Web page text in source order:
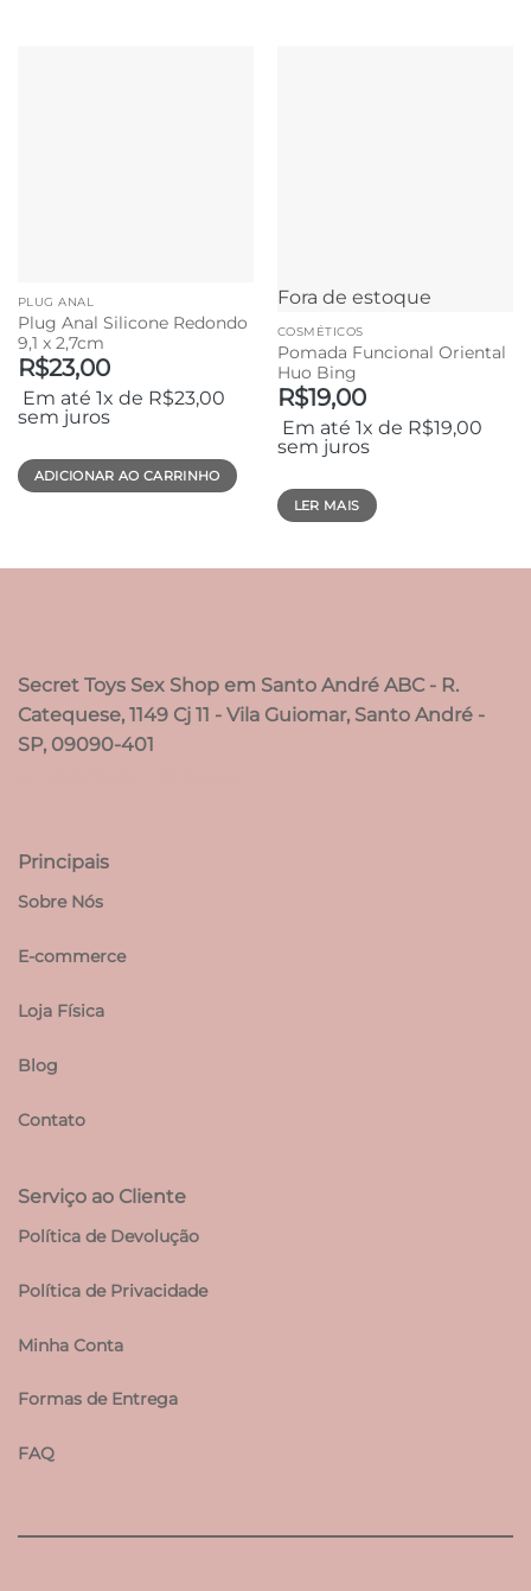
PLUG ANAL
Plug Anal Silicone Redondo
9,1 x 2,7cm
R$23,00
Em até 1x de R$23,00
sem juros
ADICIONAR AO CARRINHO
Fora de estoque
COSMÉTICOS
Pomada Funcional Oriental
Huo Bing
R$19,00
Em até 1x de R$19,00
sem juros
LER MAIS
Secret Toys Sex Shop em Santo André ABC - R.
Catequese, 1149 Cj 11 - Vila Guiomar, Santo André -
SP, 09090-401
Principais
Sobre Nós
E-commerce
Loja Física
Blog
Contato
Serviço ao Cliente
Política de Devolução
Política de Privacidade
Minha Conta
Formas de Entrega
FAQ